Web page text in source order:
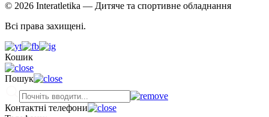
© 2026 Interatletika — Дитяче та спортивне обладнання
Всі права захищені.
Кошик
Пошук
Контактні телефони